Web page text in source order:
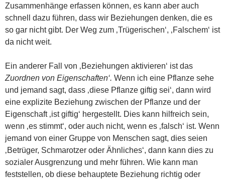
Zusammenhänge erfassen können, es kann aber auch
schnell dazu führen, dass wir Beziehungen denken, die es
so gar nicht gibt. Der Weg zum ‚Trügerischen‘, ‚Falschem‘ ist
da nicht weit.
Ein anderer Fall von ‚Beziehungen aktivieren‘ ist das
Zuordnen von Eigenschaften‘. Wenn ich eine Pflanze sehe
und jemand sagt, dass ‚diese Pflanze giftig sei‘, dann wird
eine explizite Beziehung zwischen der Pflanze und der
Eigenschaft ‚ist giftig‘ hergestellt. Dies kann hilfreich sein,
wenn ‚es stimmt‘, oder auch nicht, wenn es ‚falsch‘ ist. Wenn
jemand von einer Gruppe von Menschen sagt, dies seien
‚Betrüger, Schmarotzer oder Ähnliches‘, dann kann dies zu
sozialer Ausgrenzung und mehr führen. Wie kann man
feststellen, ob diese behauptete Beziehung richtig oder